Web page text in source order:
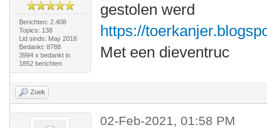
Berichten: 2.408
Topics: 138
Lid sinds: May 2018
Bedankt: 8788
3994 x bedankt in
1852 berichten
gestolen werd
https://
Met een dieventruc
Zoek
02-Feb-2021, 01:58 PM